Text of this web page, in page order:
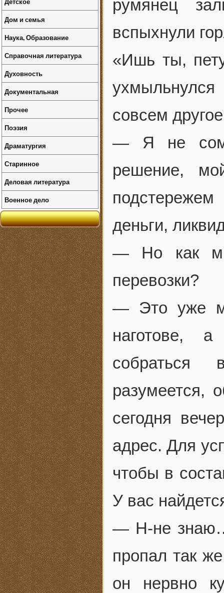
румянец
вспыхнули
«Ишь ты,
совсем
— Я не
решение,
деньги,
— Но как
перевозки?
— Это уже
наготове,
собраться
разумеется,
сегодня
адрес. Для
чтобы в
У вас
— Н-не
пропал так
он нервно
Дом и семья
Наука, Образование
Справочная литература
Духовность
Документальная
Прочее
Поэзия
Драматургия
Старинное
Деловая литература
Военное дело